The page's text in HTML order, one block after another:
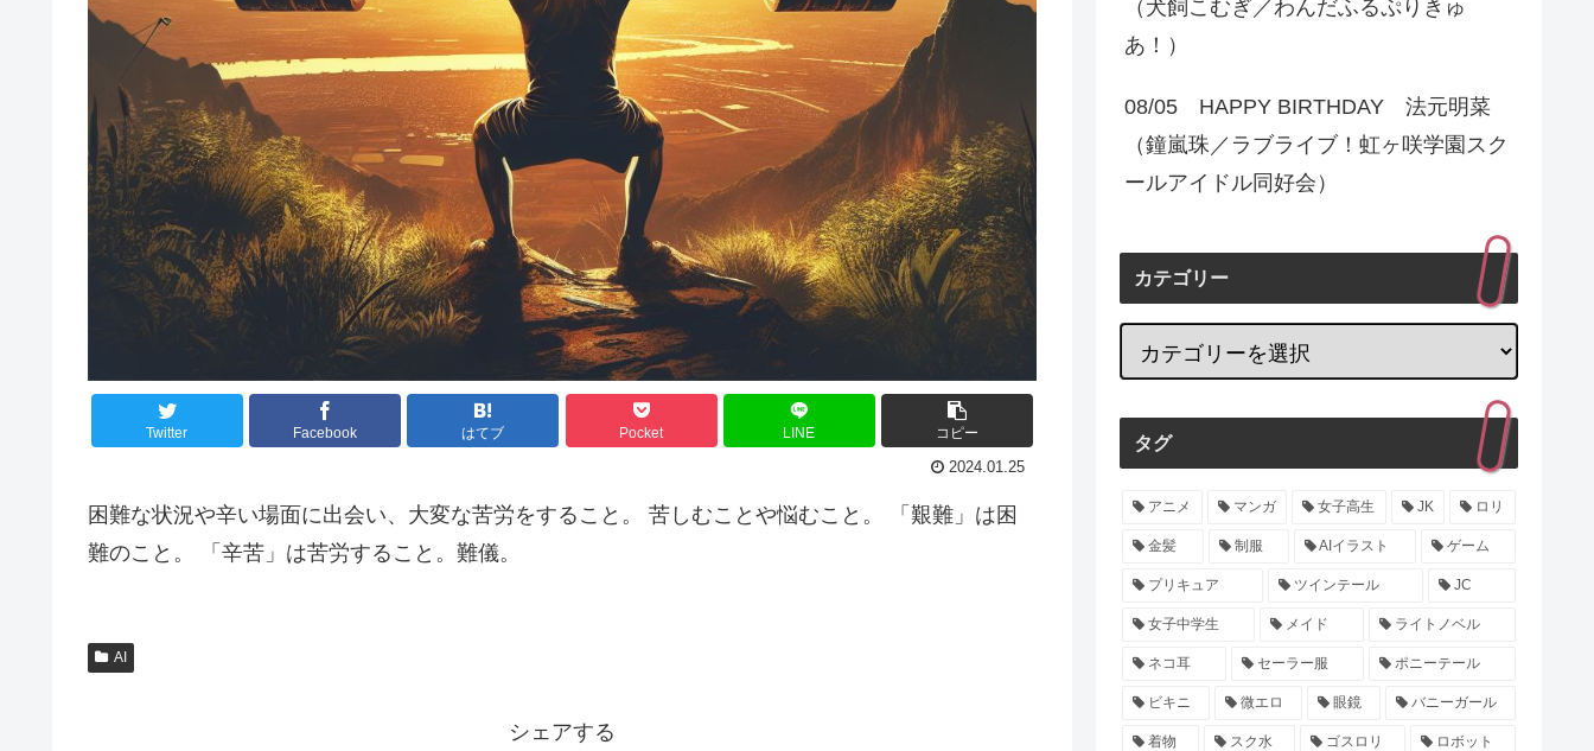
Twitter Facebook はてブ Pocket LINE コピー
2024.01.25
困難な状況や辛い場面に出会い、大変な苦労をすること。 苦しむことや悩むこと。 「艱難」は困
難のこと。 「辛苦」は苦労すること。難儀。
AI
シェアする
（犬飼こむぎ／わんだふるぷりきゅ
あ！）
08/05 HAPPY BIRTHDAY 法元明菜
（鐘嵐珠／ラブライブ！虹ヶ咲学園スク
ールアイドル同好会）
カテゴリー
タグ
アニメ マンガ 女子高生 JK ロリ
金髪 制服 AIイラスト ゲーム
プリキュア ツインテール JC
女子中学生 メイド ライトノベル
ネコ耳 セーラー服 ポニーテール
ビキニ 微エロ 眼鏡 バニーガール
着物 スク水 ゴスロリ ロボット